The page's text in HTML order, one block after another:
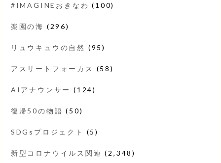
#IMAGINEおきなわ (100)
楽園の海 (296)
リュウキュウの自然 (95)
アスリートフォーカス (58)
AIアナウンサー (124)
復帰50の物語 (50)
SDGsプロジェクト (5)
新型コロナウイルス関連 (2,348)